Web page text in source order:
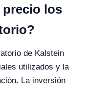
precio los
de Kalstein
utilizados y la
La inversión